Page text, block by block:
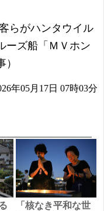
らがハンタウイル
ーズ船「ＭＶホン
年05月17日 07時03分
「核なき平和な世